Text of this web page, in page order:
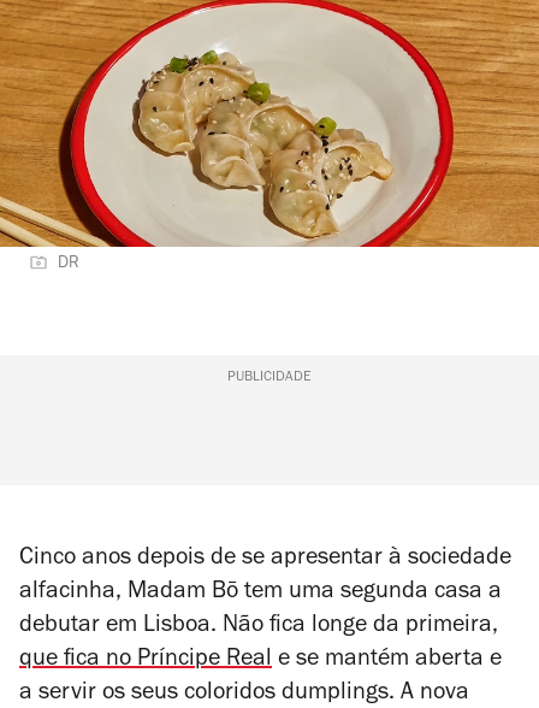
DR
PUBLICIDADE
Cinco anos depois de se apresentar à sociedade
alfacinha, Madam Bō tem uma segunda casa a
debutar em Lisboa. Não fica longe da primeira,
que fica no Príncipe Real e se mantém aberta e
a servir os seus coloridos dumplings. A nova